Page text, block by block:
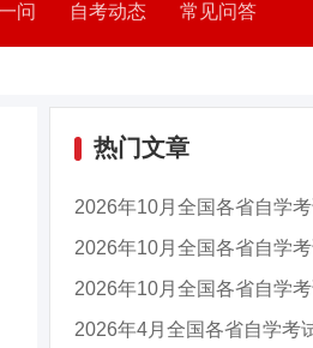
问 自考动态 常见问答
热门文章